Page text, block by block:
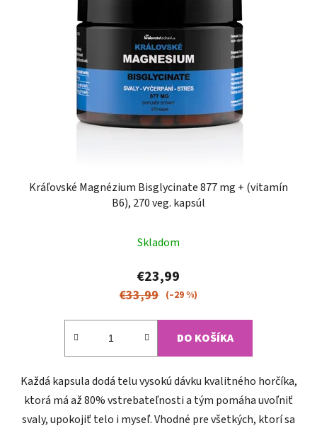
Kráľovské Magnézium Bisglycinate 877 mg + (vitamín
B6), 270 veg. kapsúl
hodnotenie
produktu
je
Skladom
€23,99
€33,99 (–29 %)
DO KOŠÍKA
Každá kapsula dodá telu vysokú dávku kvalitného horčíka,
ktorá má až 80% vstrebateľnosti a tým pomáha uvoľniť
svaly, upokojiť telo i myseľ. Vhodné pre všetkých, ktorí sa